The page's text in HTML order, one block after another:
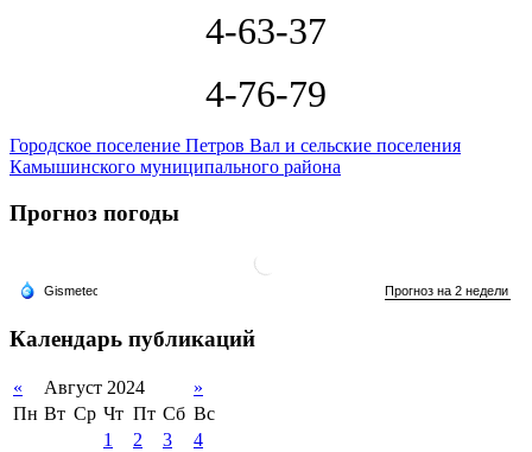
4-63-37
4-76-79
Городское поселение Петров Вал и сельские поселения
Камышинского муниципального района
Прогноз погоды
Календарь публикаций
« Август 2024
»
Пн Вт Ср Чт Пт Сб Вс
1
2 3
4